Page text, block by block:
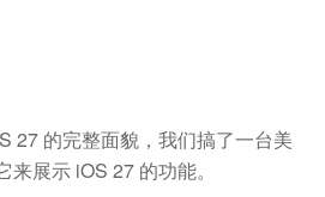
27 的完整面貌，我们搞了一台美
展示 iOS 27 的功能。